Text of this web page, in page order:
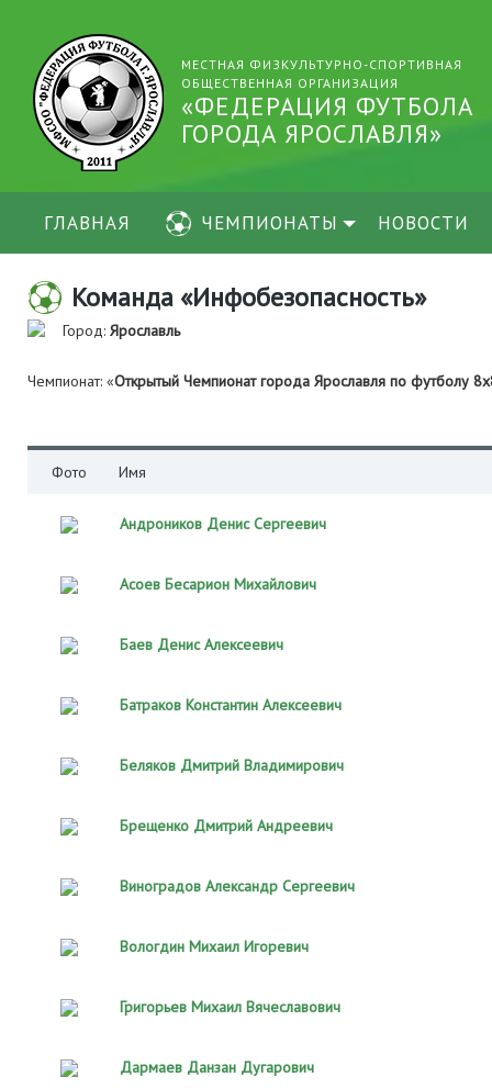
МЕСТНАЯ ФИЗКУЛЬТУРНО-СПОРТИВНАЯ
ОБЩЕСТВЕННАЯ ОРГАНИЗАЦИЯ
«ФЕДЕРАЦИЯ ФУТБОЛА
ГОРОДА ЯРОСЛАВЛЯ»
ГЛАВНАЯ ЧЕМПИОНАТЫ НОВОСТИ
Команда «Инфобезопасность»
Город: Ярославль
Чемпионат: «Открытый Чемпионат города Ярославля по футболу
Фото Имя
Андроников Денис Сергеевич
Асоев Бесарион Михайлович
Баев Денис Алексеевич
Батраков Константин Алексеевич
Беляков Дмитрий Владимирович
Брещенко Дмитрий Андреевич
Виноградов Александр Сергеевич
Вологдин Михаил Игоревич
Григорьев Михаил Вячеславович
Дармаев Данзан Дугарович